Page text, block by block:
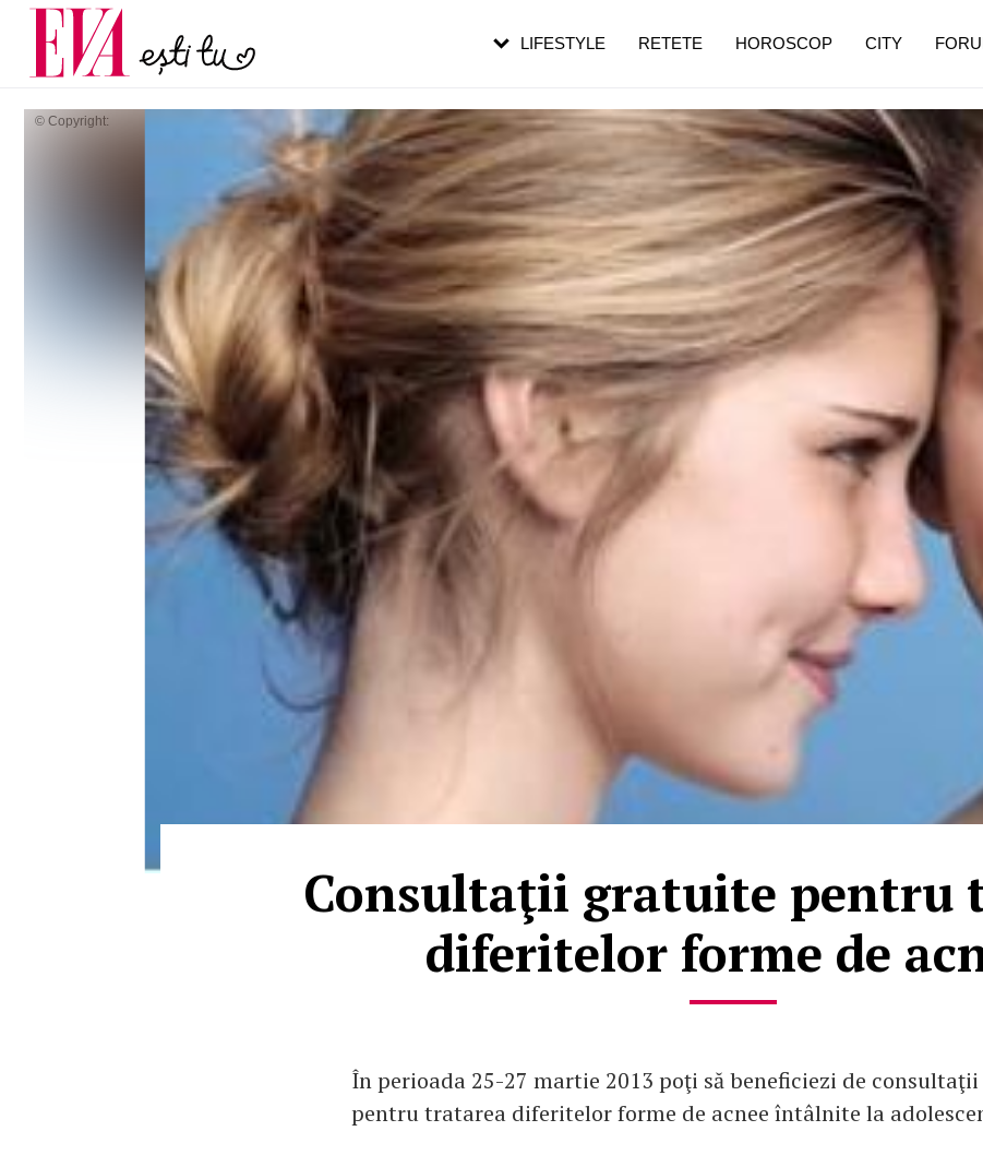
© Copyright:
Consultaţii gratuite pentru
diferitelor forme de
În perioada 25-27 martie 2013 poţi să beneficiezi de
pentru tratarea diferitelor forme de acnee întâlnite la
LIFESTYLE RETETE HOROSCOP CITY
Carieră
Actualitate
pe măsură ce înaintezi în vârstă